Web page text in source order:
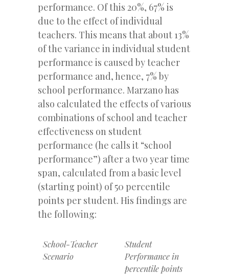
performance. Of this 20%, 67% is
due to the effect of individual
teachers. This means that about 13%
of the variance in individual student
performance is caused by teacher
performance and, hence, 7% by
school performance. Marzano has
also calculated the effects of various
combinations of school and teacher
effectiveness on student
performance (he calls it “school
performance”) after a two year time
span, calculated from a basic level
(starting point) of 50 percentile
points per student. His findings are
the following:
School-Teacher
Scenario
Student
Performance in
percentile points